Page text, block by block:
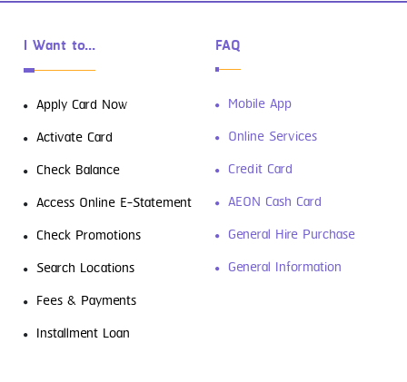
ดาวน์โหลดฟรี! 4 แอปการเงินที่ต้องมีติด
รู้จัก “สินเชื่อส่วนบุคคล” ตัวช่วยเงิน
ขาดมือ พร้อมวิธีใช้ให้คุ้ม และไม่เป็นหนี้ซ้ำ
I Want to...
Apply Card Now
Activate Card
Check Balance
Access Online E-Statement
Check Promotions
Search Locations
Fees & Payments
Installment Loan
FAQ
Mobile App
Online Services
Credit Card
AEON Cash Card
General Hire Purchase
General Information